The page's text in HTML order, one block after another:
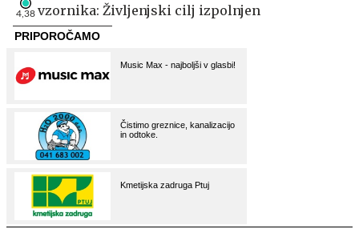
4,38 vzornika: Življenjski cilj izpolnjen